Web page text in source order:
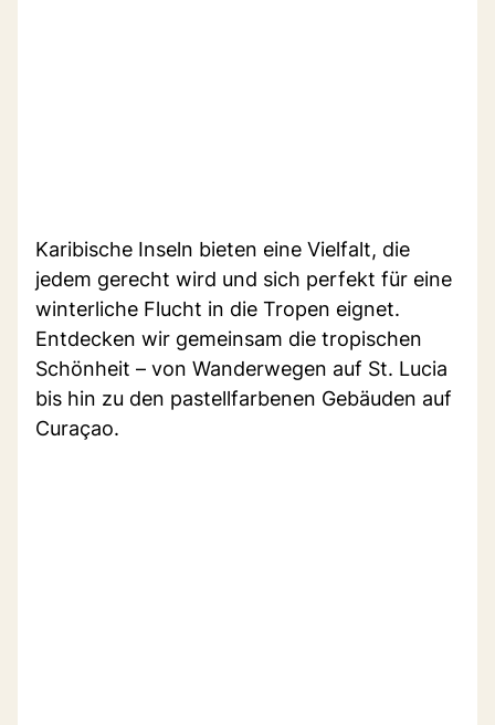
Karibische Inseln bieten eine Vielfalt, die
jedem gerecht wird und sich perfekt für eine
winterliche Flucht in die Tropen eignet.
Entdecken wir gemeinsam die tropischen
Schönheit – von Wanderwegen auf St. Lucia
bis hin zu den pastellfarbenen Gebäuden auf
Curaçao.